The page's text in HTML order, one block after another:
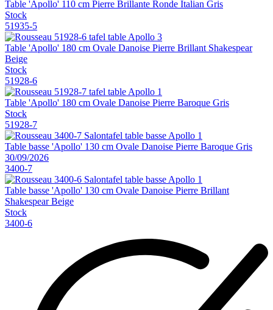
Table 'Apollo' 110 cm Pierre Brillante Ronde Italian Gris
Stock
51935-5
Table 'Apollo' 180 cm Ovale Danoise Pierre Brillant Shakespear
Beige
Stock
51928-6
Table 'Apollo' 180 cm Ovale Danoise Pierre Baroque Gris
Stock
51928-7
Table basse 'Apollo' 130 cm Ovale Danoise Pierre Baroque Gris
30/09/2026
3400-7
Table basse 'Apollo' 130 cm Ovale Danoise Pierre Brillant
Shakespear Beige
Stock
3400-6